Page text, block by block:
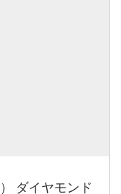
ダイヤモンド